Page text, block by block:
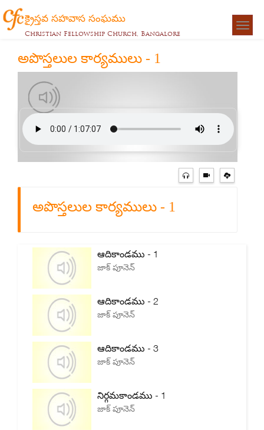
క్రైస్తవ సహవాస సంఘము
Christian Fellowship Church, Bangalore
అపొస్తలుల కార్యములు - 1
అపొస్తలుల కార్యములు - 1
ఆదికాండము - 1
జాక్ పూనెన్
ఆదికాండము - 2
జాక్ పూనెన్
ఆదికాండము - 3
జాక్ పూనెన్
నిర్గమకాండము - 1
జాక్ పూనెన్